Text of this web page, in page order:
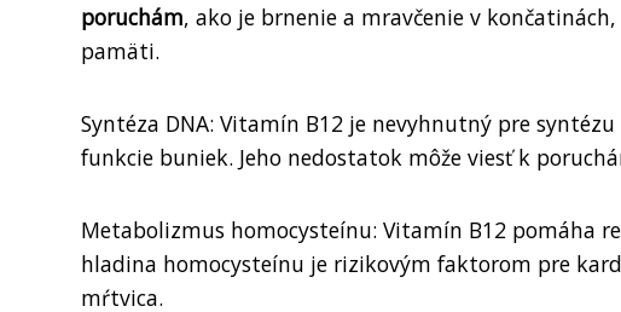
poruchám, ako je brnenie a mravčenie v
pamäti.
Syntéza DNA: Vitamín B12 je nevyhnutný pre
funkcie buniek. Jeho nedostatok môže viesť k
Metabolizmus homocysteínu: Vitamín B12 pomáha
hladina homocysteínu je rizikovým faktorom pre
mŕtvica.